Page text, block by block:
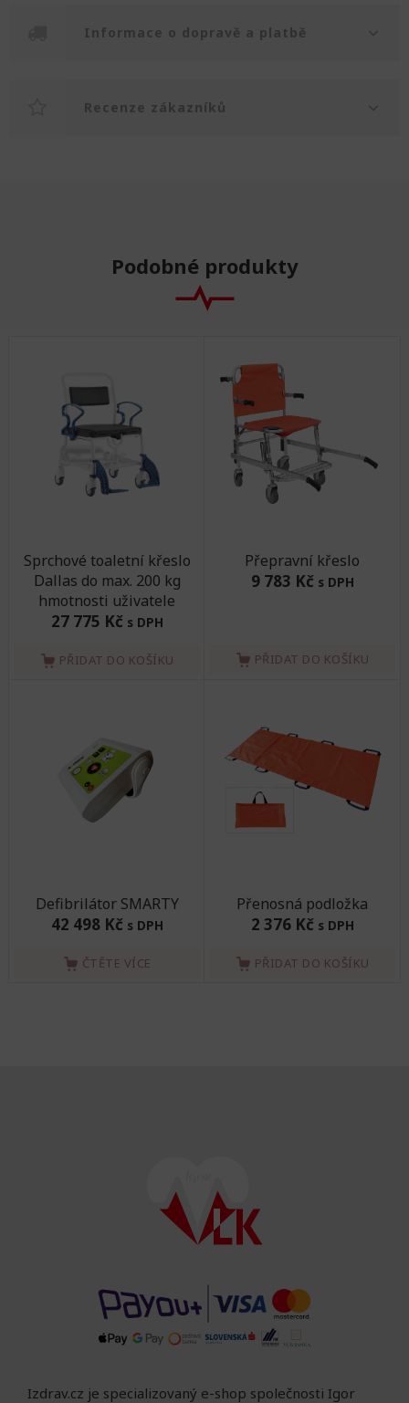
Informace o dopravě a platbě
Recenze zákazníků
Podobné produkty
Sprchové toaletní křeslo
Dallas do max. 200 kg
hmotnosti uživatele
27 775 Kč s DPH
PŘIDAT DO KOŠÍKU
Přepravní křeslo
9 783 Kč s DPH
PŘIDAT DO KOŠÍKU
Defibrilátor SMARTY
42 498 Kč s DPH
ČTĚTE VÍCE
Přenosná podložka
2 376 Kč s DPH
PŘIDAT DO KOŠÍKU
Izdrav.cz je specializovaný e-shop společnosti Igor